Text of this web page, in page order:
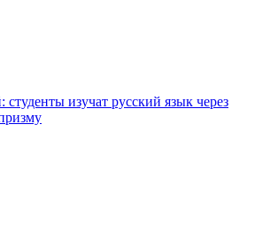
изучат русский язык через